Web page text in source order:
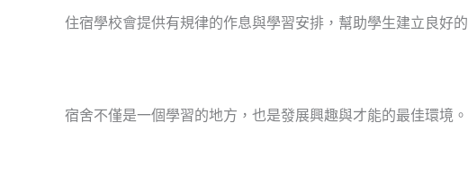
住宿學校會提供有規律的作息與學習安排，幫助學生建立良好
宿舍不僅是一個學習的地方，也是發展興趣與才能的最佳環境